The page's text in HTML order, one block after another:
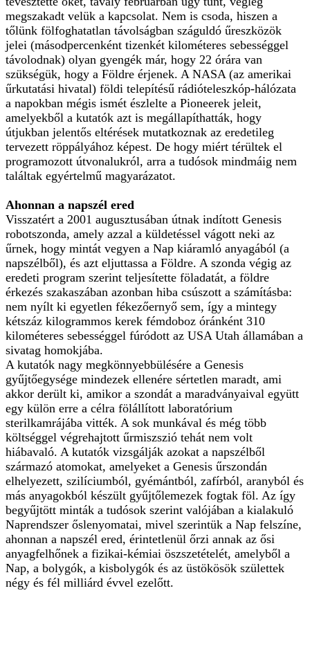
megszakadt velük a kapcsolat. Nem is csoda, hiszen a
tőlünk fölfoghatatlan távolságban száguldó űreszközök
jelei (másodpercenként tizenkét kilométeres sebességgel
távolodnak) olyan gyengék már, hogy 22 órára van
szükségük, hogy a Földre érjenek. A NASA (az amerikai
űrkutatási hivatal) földi telepítésű rádióteleszkóp-hálózata
a napokban mégis ismét észlelte a Pioneerek jeleit,
amelyekből a kutatók azt is megállapíthatták, hogy
útjukban jelentős eltérések mutatkoznak az eredetileg
tervezett röppályához képest. De hogy miért térültek el
programozott útvonalukról, arra a tudósok mindmáig nem
találtak egyértelmű magyarázatot.
Ahonnan a napszél ered
Visszatért a 2001 augusztusában útnak indított Genesis
robotszonda, amely azzal a küldetéssel vágott neki az
űrnek, hogy mintát vegyen a Nap kiáramló anyagából (a
napszélből), és azt eljuttassa a Földre. A szonda végig az
eredeti program szerint teljesítette föladatát, a földre
érkezés szakaszában azonban hiba csúszott a számításba:
nem nyílt ki egyetlen fékezőernyő sem, így a mintegy
kétszáz kilogrammos kerek fémdoboz óránként 310
kilométeres sebességgel fúródott az USA Utah államában a
sivatag homokjába.
A kutatók nagy megkönnyebbülésére a Genesis
gyűjtőegysége mindezek ellenére sértetlen maradt, ami
akkor derült ki, amikor a szondát a maradványaival együtt
egy külön erre a célra fölállított laboratórium
sterilkamrájába vitték. A sok munkával és még több
költséggel végrehajtott űrmiszszió tehát nem volt
hiábavaló. A kutatók vizsgálják azokat a napszélből
származó atomokat, amelyeket a Genesis űrszondán
elhelyezett, szilíciumból, gyémántból, zafírból, aranyból és
más anyagokból készült gyűjtőlemezek fogtak föl. Az így
begyűjtött minták a tudósok szerint valójában a kialakuló
Naprendszer őslenyomatai, mivel szerintük a Nap felszíne,
ahonnan a napszél ered, érintetlenül őrzi annak az ősi
anyagfelhőnek a fizikai-kémiai öszszetételét, amelyből a
Nap, a bolygók, a kisbolygók és az üstökösök születtek
négy és fél milliárd évvel ezelőtt.